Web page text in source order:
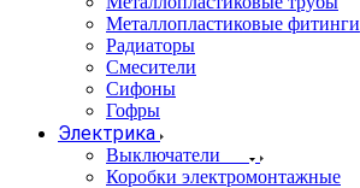
Металлопластиковые фитинги
Радиаторы
Смесители
Сифоны
Гофры
Электрика
Выключатели
Коробки электромонтажные